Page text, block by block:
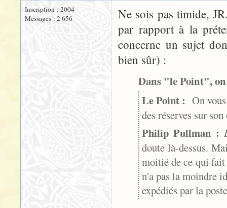
Inscription : 2004
Messages : 2 656
Ne sois pas timide,
par rapport à la
concerne un sujet
bien sûr) :
Dans "le Point",
Le Point : On
des réserves sur
Philip Pullman :
doute là-dessus.
moitié de ce qui
n'a pas la moindre
expédiés par la